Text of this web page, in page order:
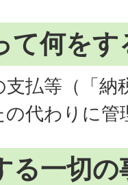
て何を
払等（「納
代わりに管
る一切